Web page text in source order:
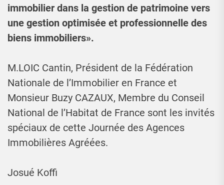
immobilier dans la gestion de patrimoine vers
une gestion optimisée et professionnelle des
biens immobiliers».
M.LOIC Cantin, Président de la Fédération
Nationale de l’Immobilier en France et
Monsieur Buzy CAZAUX, Membre du Conseil
National de l’Habitat de France sont les invités
spéciaux de cette Journée des Agences
Immobilières Agréées.
Josué Koffi